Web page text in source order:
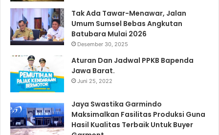
Tak Ada Tawar-Menawar, Jalan
Umum Sumsel Bebas Angkutan
Batubara Mulai 2026
Desember 30, 2025
Aturan Dan Jadwal PPKB Bapenda
Jawa Barat.
Juni 25, 2022
Jaya Swastika Garmindo
Maksimalkan Fasilitas Produksi Guna
Hasil Kualitas Terbaik Untuk Buyer